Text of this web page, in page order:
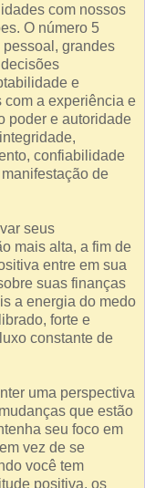
com nossos
O número 5
grandes
e
a experiência e
poder e autoridade
confiabilidade
de
seus
mais alta, a fim de
entre em sua
suas finanças
a energia do medo
forte e
constante de
uma perspectiva
que estão
seu foco em
vez de se
você tem
positiva, os